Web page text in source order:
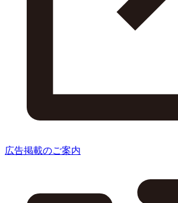
広告掲載のご案内